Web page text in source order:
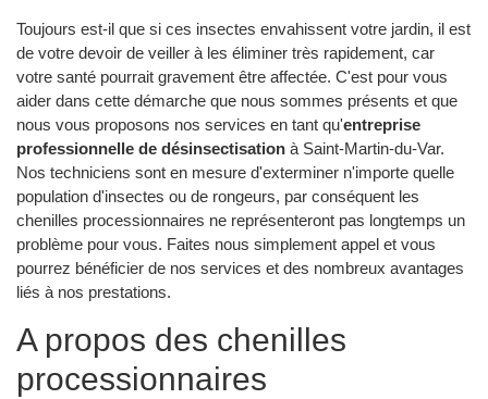
Toujours est-il que si ces insectes envahissent votre jardin, il est
de votre devoir de veiller à les éliminer très rapidement, car
votre santé pourrait gravement être affectée. C'est pour vous
aider dans cette démarche que nous sommes présents et que
nous vous proposons nos services en tant qu'entreprise
professionnelle de désinsectisation à Saint-Martin-du-Var.
Nos techniciens sont en mesure d'exterminer n'importe quelle
population d'insectes ou de rongeurs, par conséquent les
chenilles processionnaires ne représenteront pas longtemps un
problème pour vous. Faites nous simplement appel et vous
pourrez bénéficier de nos services et des nombreux avantages
liés à nos prestations.
A propos des chenilles
processionnaires